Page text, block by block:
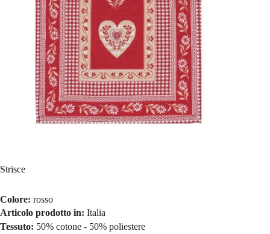
Strisce
Colore: rosso
Articolo prodotto in: Italia
Tessuto: 50% cotone - 50% poliestere